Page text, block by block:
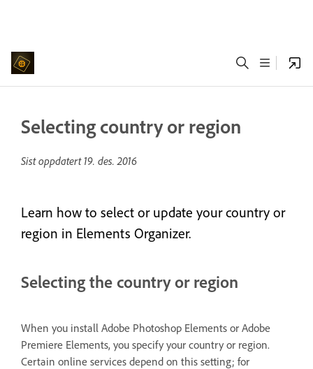
Selecting country or region
Sist oppdatert 19. des. 2016
Learn how to select or update your country or
region in Elements Organizer.
Selecting the country or region
When you install Adobe Photoshop Elements or Adobe
Premiere Elements, you specify your country or region.
Certain online services depend on this setting; for